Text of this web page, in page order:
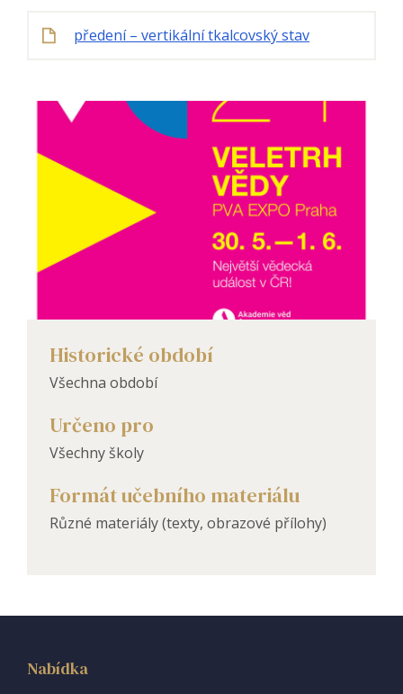
předení – vertikální tkalcovský stav
Historické období
Všechna období
Určeno pro
Všechny školy
Formát učebního materiálu
Různé materiály (texty, obrazové přílohy)
Nabídka